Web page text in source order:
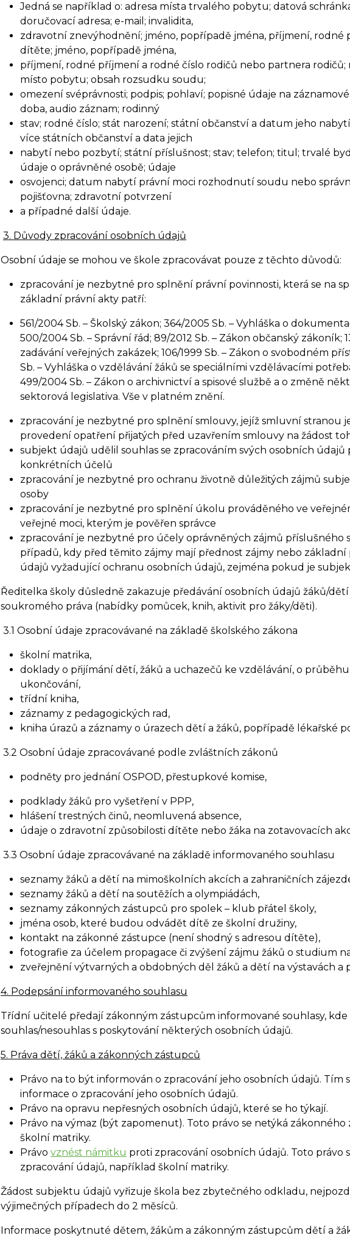
Jedná se například o: adresa místa trvalého pobytu; datová
doručovací adresa; e-mail; invalidita,
zdravotní znevýhodnění; jméno, popřípadě jména, příjmení, rodné
dítěte; jméno, popřípadě jména,
příjmení, rodné příjmení a rodné číslo rodičů nebo partnera rodičů;
místo pobytu; obsah rozsudku soudu;
omezení svéprávnosti; podpis; pohlaví; popisné údaje na
doba, audio záznam; rodinný
stav; rodné číslo; stát narození; státní občanství a datum jeho
více státních občanství a data jejich
nabytí nebo pozbytí; státní příslušnost; stav; telefon; titul; trvalé
údaje o oprávněné osobě; údaje
osvojenci; datum nabytí právní moci rozhodnutí soudu nebo
pojišťovna; zdravotní potvrzení
a případné další údaje.
3. Důvody zpracování osobních údajů
Osobní údaje se mohou ve škole zpracovávat pouze z těchto důvodů:
zpracování je nezbytné pro splnění právní povinnosti, která se na
základní právní akty patří:
561/2004 Sb. – Školský zákon; 364/2005 Sb. – Vyhláška o
500/2004 Sb. – Správní řád; 89/2012 Sb. – Zákon občanský zákoník;
zadávání veřejných zakázek; 106/1999 Sb. – Zákon o svobodném
Sb. – Vyhláška o vzdělávání žáků se speciálními vzdělávacími
499/2004 Sb. – Zákon o archivnictví a spisové službě a o změně
sektorová legislativa. Vše v platném znění.
zpracování je nezbytné pro splnění smlouvy, jejíž smluvní stranou
provedení opatření přijatých před uzavřením smlouvy na žádost
subjekt údajů udělil souhlas se zpracováním svých osobních údajů
konkrétních účelů
zpracování je nezbytné pro ochranu životně důležitých zájmů
osoby
zpracování je nezbytné pro splnění úkolu prováděného ve
veřejné moci, kterým je pověřen správce
zpracování je nezbytné pro účely oprávněných zájmů příslušného
případů, kdy před těmito zájmy mají přednost zájmy nebo základní
údajů vyžadující ochranu osobních údajů, zejména pokud je
Ředitelka školy důsledně zakazuje předávání osobních údajů žáků/
soukromého práva (nabídky pomůcek, knih, aktivit pro žáky/děti).
3.1 Osobní údaje zpracovávané na základě školského zákona
školní matrika,
doklady o přijímání dětí, žáků a uchazečů ke vzdělávání, o
ukončování,
třídní kniha,
záznamy z pedagogických rad,
kniha úrazů a záznamy o úrazech dětí a žáků, popřípadě lékařské
3.2 Osobní údaje zpracovávané podle zvláštních zákonů
podněty pro jednání OSPOD, přestupkové komise,
podklady žáků pro vyšetření v PPP,
hlášení trestných činů, neomluvená absence,
údaje o zdravotní způsobilosti dítěte nebo žáka na zotavovacích
3.3 Osobní údaje zpracovávané na základě informovaného souhlasu
seznamy žáků a dětí na mimoškolních akcích a zahraničních
seznamy žáků a dětí na soutěžích a olympiádách,
seznamy zákonných zástupců pro spolek – klub přátel školy,
jména osob, které budou odvádět dítě ze školní družiny,
kontakt na zákonné zástupce (není shodný s adresou dítěte),
fotografie za účelem propagace či zvýšení zájmu žáků o studium
zveřejnění výtvarných a obdobných děl žáků a dětí na výstavách a
4. Podepsání informovaného souhlasu
Třídní učitelé předají zákonným zástupcům informované souhlasy,
souhlas/nesouhlas s poskytování některých osobních údajů.
5. Práva dětí, žáků a zákonných zástupců
Právo na to být informován o zpracování jeho osobních údajů. Tím
informace o zpracování jeho osobních údajů.
Právo na opravu nepřesných osobních údajů, které se ho týkají.
Právo na výmaz (být zapomenut). Toto právo se netýká
školní matriky.
Právo vznést námitku proti zpracování osobních údajů. Toto právo
zpracování údajů, například školní matriky.
Žádost subjektu údajů vyřizuje škola bez zbytečného odkladu,
výjimečných případech do 2 měsíců.
Informace poskytnuté dětem, žákům a zákonným zástupcům dětí a